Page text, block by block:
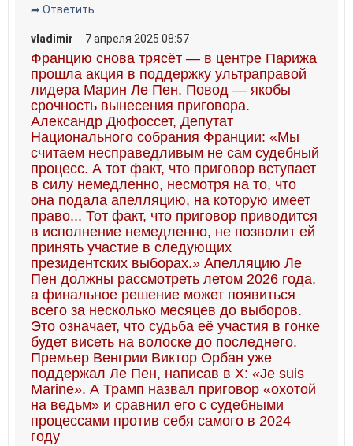
➦ Ответить
vladimir 7 апреля 2025 08:57
Францию снова трясёт — в центре Парижа
прошла акция в поддержку ультраправой
лидера Марин Ле Пен. Повод — якобы
срочность вынесения приговора.
Александр Дюфоссет, Депутат
Национального собрания Франции: «Мы
считаем несправедливым не сам судебный
процесс. А тот факт, что приговор вступает
в силу немедленно, несмотря на то, что
она подала апелляцию, на которую имеет
право... Тот факт, что приговор приводится
в исполнение немедленно, не позволит ей
принять участие в следующих
президентских выборах.» Апелляцию Ле
Пен должны рассмотреть летом 2026 года,
а финальное решение может появиться
всего за несколько месяцев до выборов.
Это означает, что судьба её участия в гонке
будет висеть на волоске до последнего.
Премьер Венгрии Виктор Орбан уже
поддержал Ле Пен, написав в X: «Je suis
Marine». А Трамп назвал приговор «охотой
на ведьм» и сравнил его с судебными
процессами против себя самого в 2024
году